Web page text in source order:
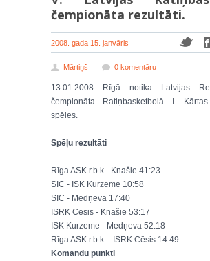
čempionāta rezultāti.
2008. gada 15. janvāris
Mārtiņš 0 komentāru
13.01.2008 Rīgā notika Latvijas
čempionāta Ratiņbasketbolā I.
spēles.
Spēļu rezultāti
Rīga ASK r.b.k - Knašie 41:23
SIC - ISK Kurzeme 10:58
SIC - Medņeva 17:40
ISRK Cēsis - Knašie 53:17
ISK Kurzeme - Medņeva 52:18
Rīga ASK r.b.k – ISRK Cēsis 14:49
Komandu punkti